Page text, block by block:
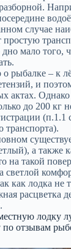
случае
мало того,
о рыбалке – к
и
актах.
до 200 кг
(п.1.1
транспорта).
а также
на такой
светлой
как лодка не
расцветка
лодку
отзывам